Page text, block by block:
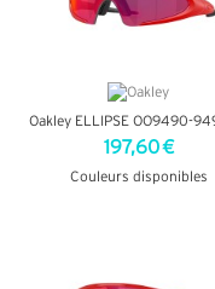
Oakley ELLIPSE OO9490-
197,60 €
Couleurs disponibles